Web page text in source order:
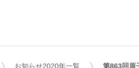
お知らせ2020年一覧 第863回原